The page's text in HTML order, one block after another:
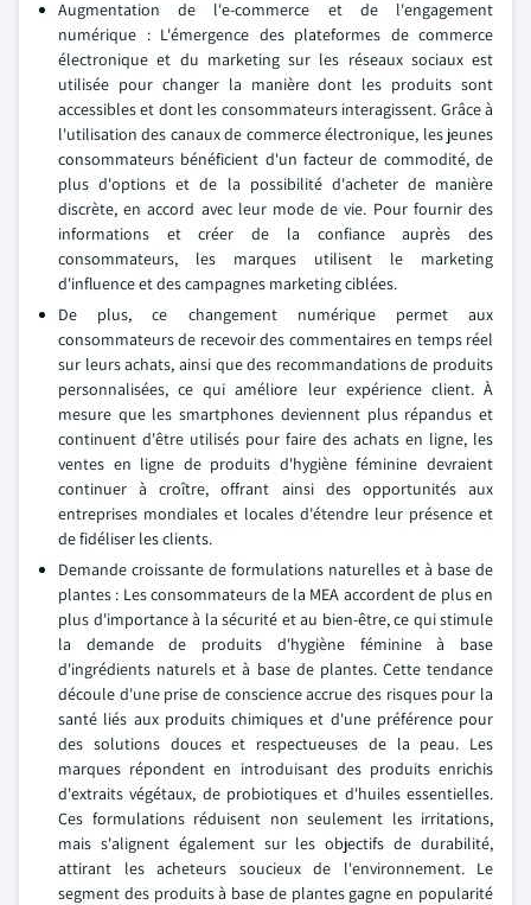
Augmentation de l'e-commerce et de l'engagement
numérique : L'émergence des plateformes de commerce
électronique et du marketing sur les réseaux sociaux est
utilisée pour changer la manière dont les produits sont
accessibles et dont les consommateurs interagissent. Grâce à
l'utilisation des canaux de commerce électronique, les jeunes
consommateurs bénéficient d'un facteur de commodité, de
plus d'options et de la possibilité d'acheter de manière
discrète, en accord avec leur mode de vie. Pour fournir des
informations et créer de la confiance auprès des
consommateurs, les marques utilisent le marketing
d'influence et des campagnes marketing ciblées.
De plus, ce changement numérique permet aux
consommateurs de recevoir des commentaires en temps réel
sur leurs achats, ainsi que des recommandations de produits
personnalisées, ce qui améliore leur expérience client. À
mesure que les smartphones deviennent plus répandus et
continuent d'être utilisés pour faire des achats en ligne, les
ventes en ligne de produits d'hygiène féminine devraient
continuer à croître, offrant ainsi des opportunités aux
entreprises mondiales et locales d'étendre leur présence et
de fidéliser les clients.
Demande croissante de formulations naturelles et à base de
plantes : Les consommateurs de la MEA accordent de plus en
plus d'importance à la sécurité et au bien-être, ce qui stimule
la demande de produits d'hygiène féminine à base
d'ingrédients naturels et à base de plantes. Cette tendance
découle d'une prise de conscience accrue des risques pour la
santé liés aux produits chimiques et d'une préférence pour
des solutions douces et respectueuses de la peau. Les
marques répondent en introduisant des produits enrichis
d'extraits végétaux, de probiotiques et d'huiles essentielles.
Ces formulations réduisent non seulement les irritations,
mais s'alignent également sur les objectifs de durabilité,
attirant les acheteurs soucieux de l'environnement. Le
segment des produits à base de plantes gagne en popularité